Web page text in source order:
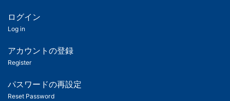
ツ
匿
名
ユ
ー
ログイン
Log in
アカウントの登録
Register
パスワードの再設定
Reset Password